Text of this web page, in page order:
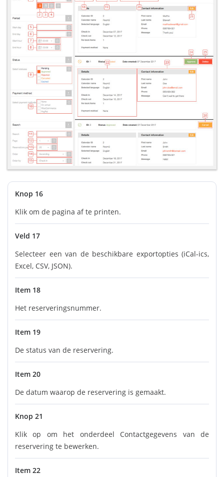
Knop 16
Klik om de pagina af te printen.
Veld 17
Selecteer een van de beschikbare exportopties (iCal-ics,
Excel, CSV, JSON).
Item 18
Het reserveringsnummer.
Item 19
De status van de reservering.
Item 20
De datum waarop de reservering is gemaakt.
Knop 21
Klik op om het onderdeel Contactgegevens van de
reservering te bewerken.
Item 22